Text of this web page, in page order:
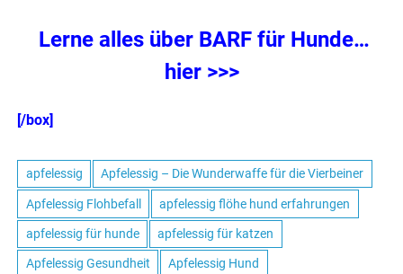
Lerne alles über BARF für Hunde…
hier >>>
[/box]
apfelessig Apfelessig – Die Wunderwaffe für die Vierbeiner
Apfelessig Flohbefall apfelessig flöhe hund erfahrungen
apfelessig für hunde apfelessig für katzen
Apfelessig Gesundheit Apfelessig Hund